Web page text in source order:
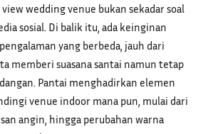
wedding venue bukan sekadar soal
sosial. Di balik itu, ada keinginan
yang berbeda, jauh dari
memberi suasana santai namun tetap
Pantai menghadirkan elemen
venue indoor mana pun, mulai dari
angin, hingga perubahan warna